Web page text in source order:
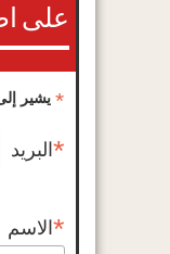
على
*يشير
*البريد
*الاسم